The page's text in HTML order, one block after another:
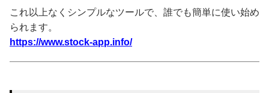
これ以上なくシンプルなツールで、誰でも簡単に使い始め
られます。
https://www.stock-app.info/